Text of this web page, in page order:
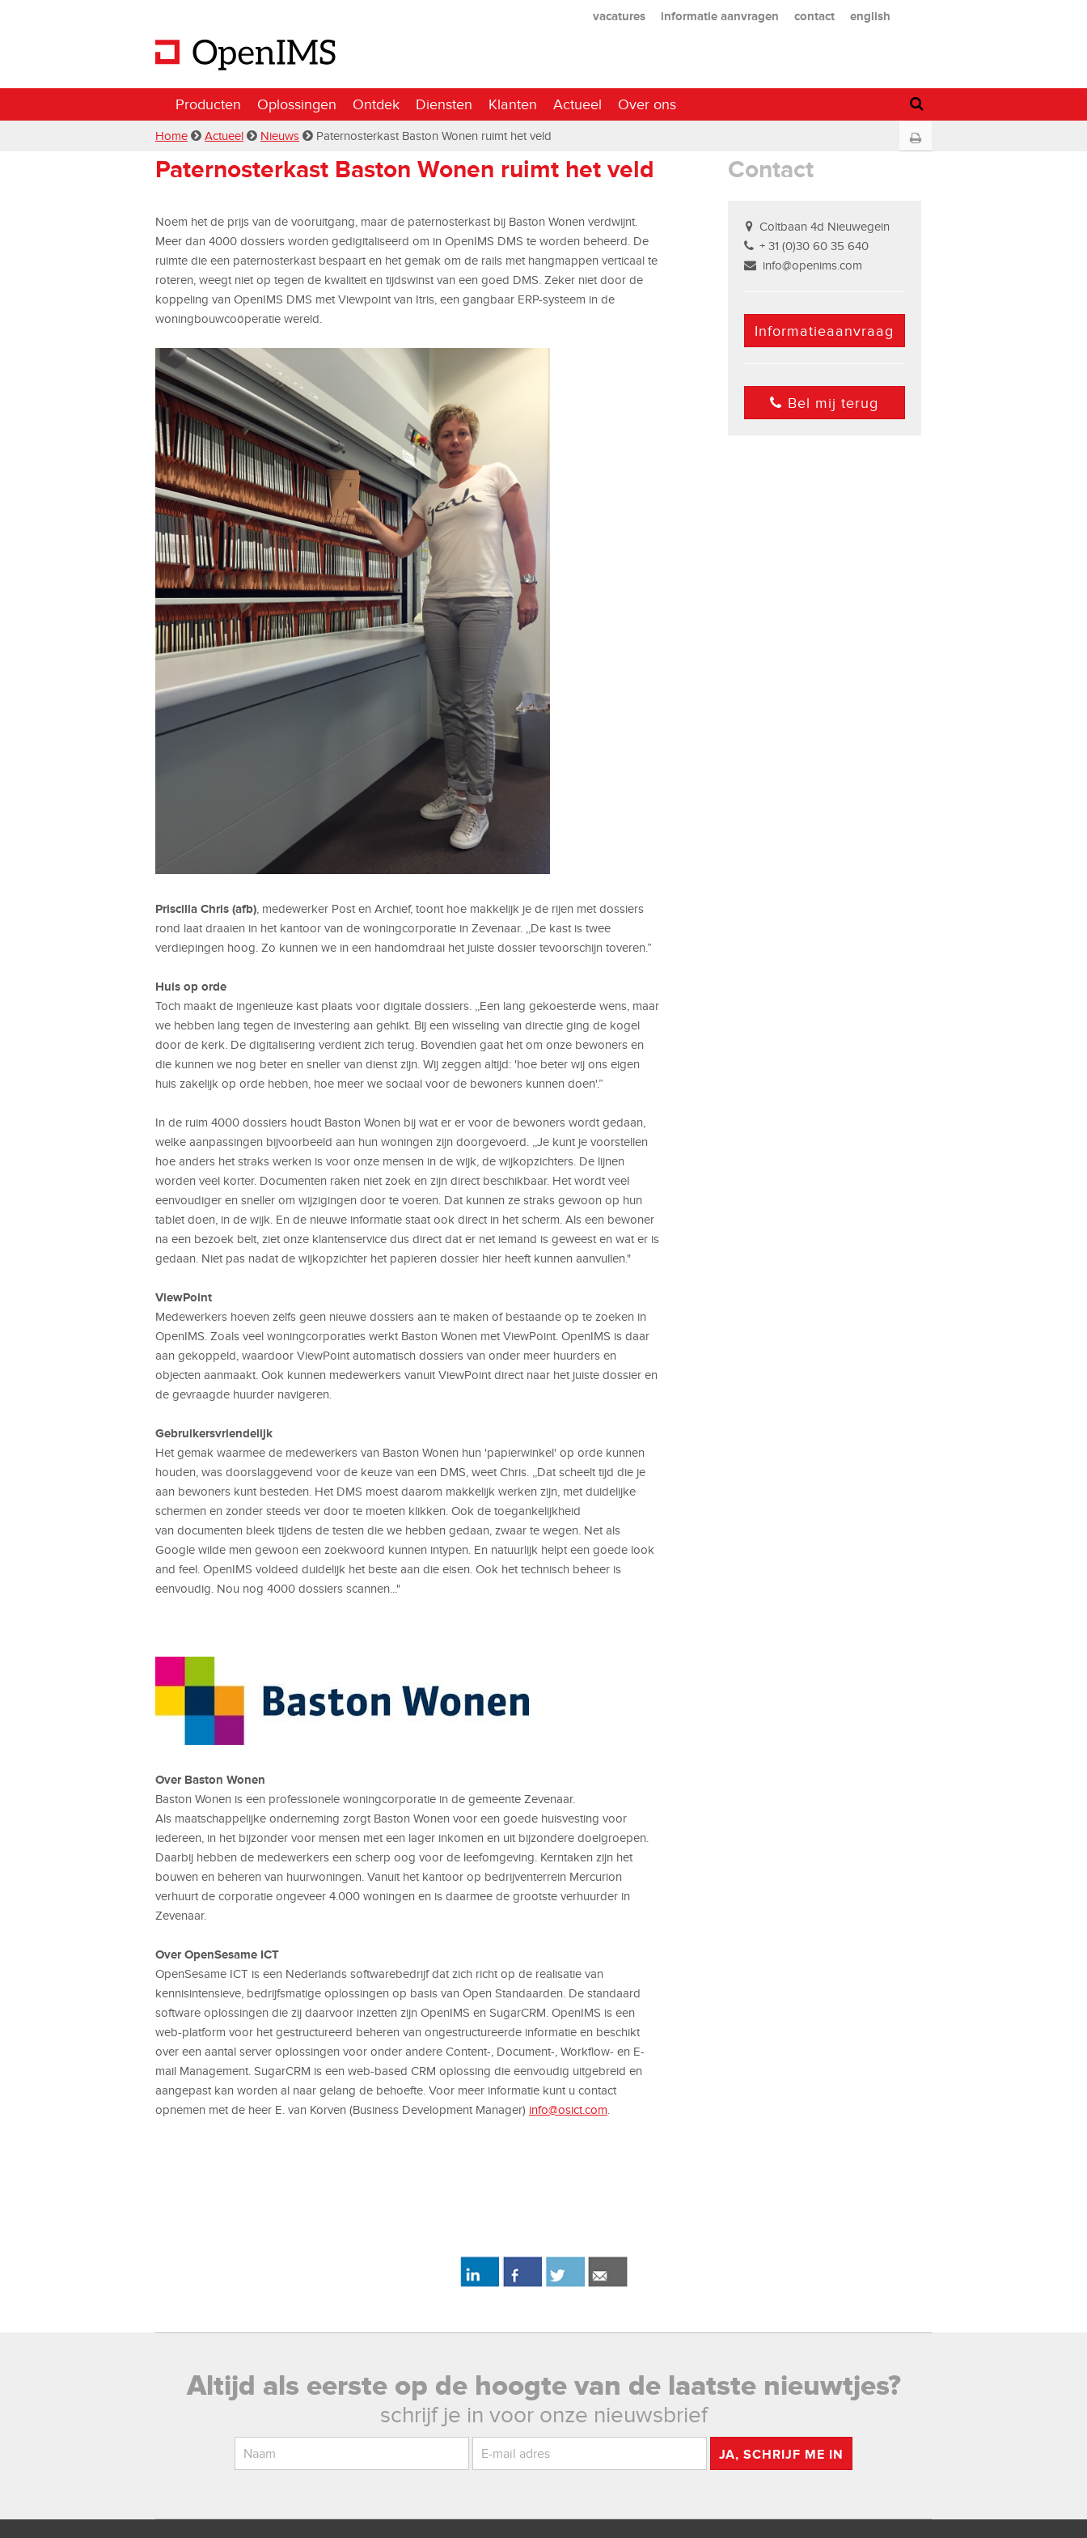
vacatures informatie aanvragen contact english
Producten Oplossingen Ontdek Diensten Klanten Actueel Over ons
Home Actueel Nieuws Paternosterkast Baston Wonen ruimt het veld
Paternosterkast Baston Wonen ruimt het veld
Noem het de prijs van de vooruitgang, maar de paternosterkast bij Baston Wonen verdwijnt.
Meer dan 4000 dossiers worden gedigitaliseerd om in OpenIMS DMS te worden beheerd. De
ruimte die een paternosterkast bespaart en het gemak om de rails met hangmappen verticaal te
roteren, weegt niet op tegen de kwaliteit en tijdswinst van een goed DMS. Zeker niet door de
koppeling van OpenIMS DMS met Viewpoint van Itris, een gangbaar ERP-systeem in de
woningbouwcoöperatie wereld.
Priscilla Chris (afb) , medewerker Post en Archief, toont hoe makkelijk je de rijen met dossiers
rond laat draaien in het kantoor van de woningcorporatie in Zevenaar. ,,De kast is twee
verdiepingen hoog. Zo kunnen we in een handomdraai het juiste dossier tevoorschijn toveren.”
Huis op orde
Toch maakt de ingenieuze kast plaats voor digitale dossiers. ,,Een lang gekoesterde wens, maar
we hebben lang tegen de investering aan gehikt. Bij een wisseling van directie ging de kogel
door de kerk. De digitalisering verdient zich terug. Bovendien gaat het om onze bewoners en
die kunnen we nog beter en sneller van dienst zijn. Wij zeggen altijd: 'hoe beter wij ons eigen
huis zakelijk op orde hebben, hoe meer we sociaal voor de bewoners kunnen doen'.”
In de ruim 4000 dossiers houdt Baston Wonen bij wat er er voor de bewoners wordt gedaan,
welke aanpassingen bijvoorbeeld aan hun woningen zijn doorgevoerd. ,,Je kunt je voorstellen
hoe anders het straks werken is voor onze mensen in de wijk, de wijkopzichters. De lijnen
worden veel korter. Documenten raken niet zoek en zijn direct beschikbaar. Het wordt veel
eenvoudiger en sneller om wijzigingen door te voeren. Dat kunnen ze straks gewoon op hun
tablet doen, in de wijk. En de nieuwe informatie staat ook direct in het scherm. Als een bewoner
na een bezoek belt, ziet onze klantenservice dus direct dat er net iemand is geweest en wat er is
gedaan. Niet pas nadat de wijkopzichter het papieren dossier hier heeft kunnen aanvullen."
ViewPoint
Medewerkers hoeven zelfs geen nieuwe dossiers aan te maken of bestaande op te zoeken in
OpenIMS. Zoals veel woningcorporaties werkt Baston Wonen met ViewPoint. OpenIMS is daar
aan gekoppeld, waardoor ViewPoint automatisch dossiers van onder meer huurders en
objecten aanmaakt. Ook kunnen medewerkers vanuit ViewPoint direct naar het juiste dossier en
de gevraagde huurder navigeren.
Gebruikersvriendelijk
Het gemak waarmee de medewerkers van Baston Wonen hun 'papierwinkel' op orde kunnen
houden, was doorslaggevend voor de keuze van een DMS, weet Chris. ,,Dat scheelt tijd die je
aan bewoners kunt besteden. Het DMS moest daarom makkelijk werken zijn, met duidelijke
schermen en zonder steeds ver door te moeten klikken. Ook de toegankelijkheid
van documenten bleek tijdens de testen die we hebben gedaan, zwaar te wegen. Net als
Google wilde men gewoon een zoekwoord kunnen intypen. En natuurlijk helpt een goede look
and feel. OpenIMS voldeed duidelijk het beste aan die eisen. Ook het technisch beheer is
eenvoudig. Nou nog 4000 dossiers scannen..."
Over Baston Wonen
Baston Wonen is een professionele woningcorporatie in de gemeente Zevenaar.
Als maatschappelijke onderneming zorgt Baston Wonen voor een goede huisvesting voor
iedereen, in het bijzonder voor mensen met een lager inkomen en uit bijzondere doelgroepen.
Daarbij hebben de medewerkers een scherp oog voor de leefomgeving. Kerntaken zijn het
bouwen en beheren van huurwoningen. Vanuit het kantoor op bedrijventerrein Mercurion
verhuurt de corporatie ongeveer 4.000 woningen en is daarmee de grootste verhuurder in
Zevenaar.
Over OpenSesame ICT
OpenSesame ICT is een Nederlands softwarebedrijf dat zich richt op de realisatie van
kennisintensieve, bedrijfsmatige oplossingen op basis van Open Standaarden. De standaard
software oplossingen die zij daarvoor inzetten zijn OpenIMS en SugarCRM. OpenIMS is een
web-platform voor het gestructureerd beheren van ongestructureerde informatie en beschikt
over een aantal server oplossingen voor onder andere Content-, Document-, Workflow- en E-
mail Management. SugarCRM is een web-based CRM oplossing die eenvoudig uitgebreid en
aangepast kan worden al naar gelang de behoefte. Voor meer informatie kunt u contact
opnemen met de heer E. van Korven (Business Development Manager) info@osict.com
Contact
Coltbaan 4d Nieuwegein
+ 31 (0)30 60 35 640
info@openims.com
Informatieaanvraag
Bel mij terug
Altijd als eerste op de hoogte van de laatste nieuwtjes?
schrijf je in voor onze nieuwsbrief
JA, SCHRIJF ME IN